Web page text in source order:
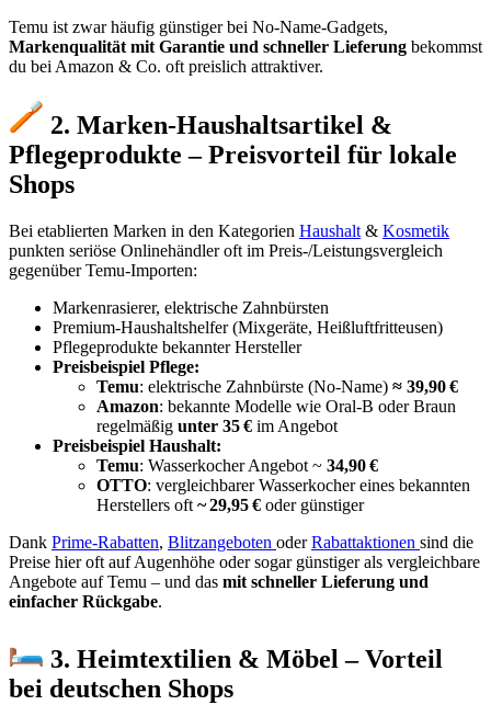
Temu ist zwar häufig günstiger bei No-Name-Gadgets,
Markenqualität mit Garantie und schneller Lieferung bekommst
du bei Amazon & Co. oft preislich attraktiver.
2. Marken-Haushaltsartikel &
Pflegeprodukte – Preisvorteil für lokale
Shops
Bei etablierten Marken in den Kategorien Haushalt & Kosmetik
punkten seriöse Onlinehändler oft im Preis-/Leistungsvergleich
gegenüber Temu-Importen:
Markenrasierer, elektrische Zahnbürsten
Premium-Haushaltshelfer (Mixgeräte, Heißluftfritteusen)
Pflegeprodukte bekannter Hersteller
Preisbeispiel Pflege:
Temu: elektrische Zahnbürste (No‑Name) ≈ 39,90 €
Amazon: bekannte Modelle wie Oral‑B oder Braun
regelmäßig unter 35 € im Angebot
Preisbeispiel Haushalt:
Temu: Wasserkocher Angebot ~ 34,90 €
OTTO: vergleichbarer Wasserkocher eines bekannten
Herstellers oft ~ 29,95 € oder günstiger
Dank Prime-Rabatten, Blitzangeboten oderRabattaktionen sind die
Preise hier oft auf Augenhöhe oder sogar günstiger als vergleichbare
Angebote auf Temu – und das mit schneller Lieferung und
einfacher Rückgabe.
3. Heimtextilien & Möbel – Vorteil
bei deutschen Shops